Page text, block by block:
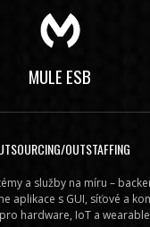
MULE ESB
OUTSTAFFING
a služby na míru –
aplikace s GUI, síťové a
hardware, IoT a